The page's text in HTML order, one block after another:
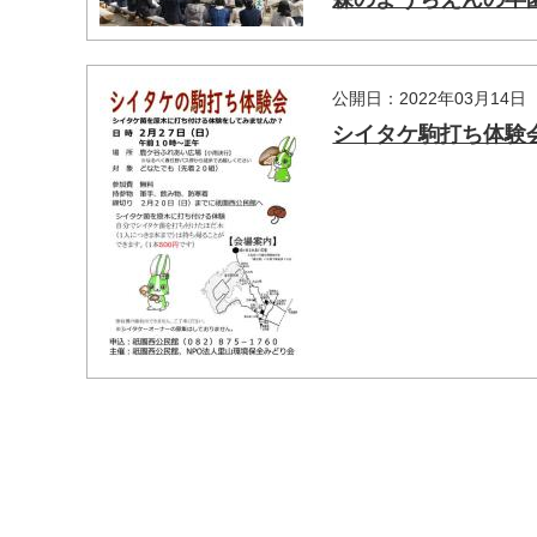
公開日：2022年03月14日
シイタケ駒打ち体験
マイメディア検索